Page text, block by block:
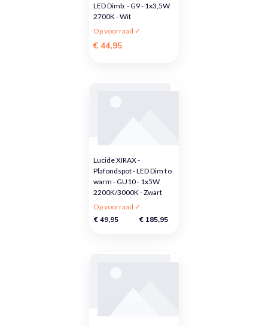
LED Dimb. - G9 - 1x3,5W
2700K - Wit
Op voorraad ✓
€ 44,95
Lucide XIRAX -
Plafondspot - LED Dim to
warm - GU10 - 1x5W
2200K/3000K - Zwart
Op voorraad ✓
€ 49,95 € 185,95